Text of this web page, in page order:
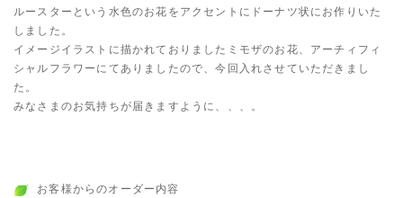
ルースターという水色のお花をアクセントにドーナツ状にお作りいた
しました。
イメージイラストに描かれておりましたミモザのお花、アーチィフィ
シャルフラワーにてありましたので、今回入れさせていただきまし
た。
みなさまのお気持ちが届きますように、、、。
お客様からのオーダー内容